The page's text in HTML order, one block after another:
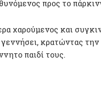
προς το
χαρούμενος και
κρατώντας
παιδί τους.